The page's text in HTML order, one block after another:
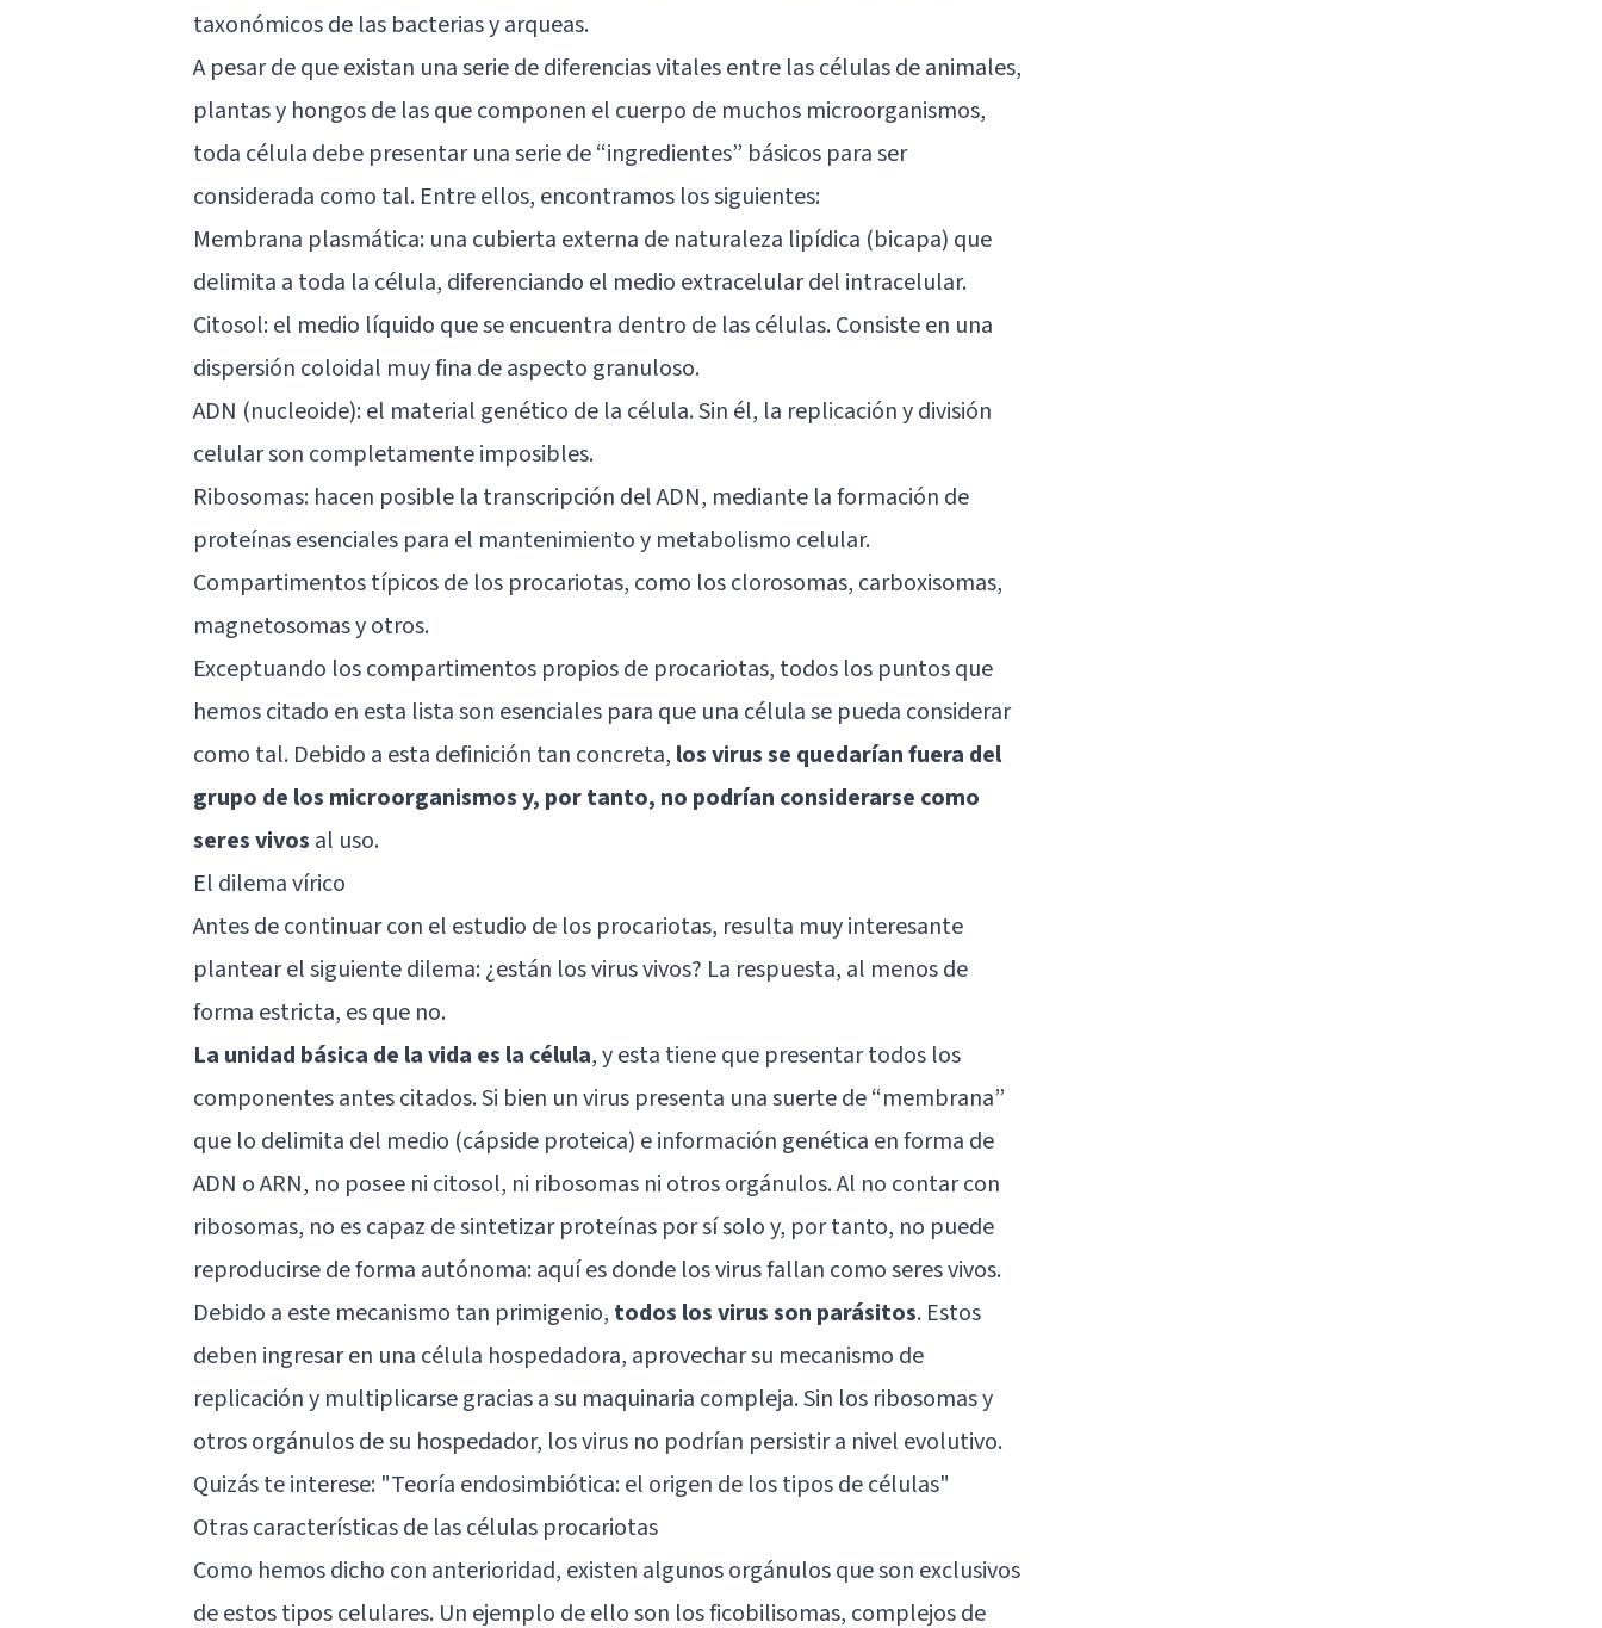
taxonómicos de las bacterias y arqueas.
A pesar de que existan una serie de diferencias vitales entre las células de animales,
plantas y hongos de las que componen el cuerpo de muchos microorganismos,
toda célula debe presentar una serie de “ingredientes” básicos para ser
considerada como tal. Entre ellos, encontramos los siguientes:
Membrana plasmática: una cubierta externa de naturaleza lipídica (bicapa) que
delimita a toda la célula, diferenciando el medio extracelular del intracelular.
Citosol: el medio líquido que se encuentra dentro de las células. Consiste en una
dispersión coloidal muy fina de aspecto granuloso.
ADN (nucleoide): el material genético de la célula. Sin él, la replicación y división
celular son completamente imposibles.
Ribosomas: hacen posible la transcripción del ADN, mediante la formación de
proteínas esenciales para el mantenimiento y metabolismo celular.
Compartimentos típicos de los procariotas, como los clorosomas, carboxisomas,
magnetosomas y otros.
Exceptuando los compartimentos propios de procariotas, todos los puntos que
hemos citado en esta lista son esenciales para que una célula se pueda considerar
como tal. Debido a esta definición tan concreta, los virus se quedarían fuera del
grupo de los microorganismos y, por tanto, no podrían considerarse como
seres vivos al uso.
El dilema vírico
Antes de continuar con el estudio de los procariotas, resulta muy interesante
plantear el siguiente dilema: ¿están los virus vivos? La respuesta, al menos de
forma estricta, es que no.
La unidad básica de la vida es la célula, y esta tiene que presentar todos los
componentes antes citados. Si bien un virus presenta una suerte de “membrana”
que lo delimita del medio (cápside proteica) e información genética en forma de
ADN o ARN, no posee ni citosol, ni ribosomas ni otros orgánulos. Al no contar con
ribosomas, no es capaz de sintetizar proteínas por sí solo y, por tanto, no puede
reproducirse de forma autónoma: aquí es donde los virus fallan como seres vivos.
Debido a este mecanismo tan primigenio, todos los virus son parásitos. Estos
deben ingresar en una célula hospedadora, aprovechar su mecanismo de
replicación y multiplicarse gracias a su maquinaria compleja. Sin los ribosomas y
otros orgánulos de su hospedador, los virus no podrían persistir a nivel evolutivo.
Quizás te interese: "Teoría endosimbiótica: el origen de los tipos de células"
Otras características de las células procariotas
Como hemos dicho con anterioridad, existen algunos orgánulos que son exclusivos
de estos tipos celulares. Un ejemplo de ello son los ficobilisomas, complejos de